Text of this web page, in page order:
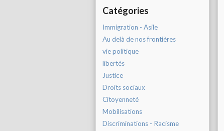
Catégories
Immigration - Asile
Au delà de nos frontières
vie politique
libertés
Justice
Droits sociaux
Citoyenneté
Mobilisations
Discriminations - Racisme